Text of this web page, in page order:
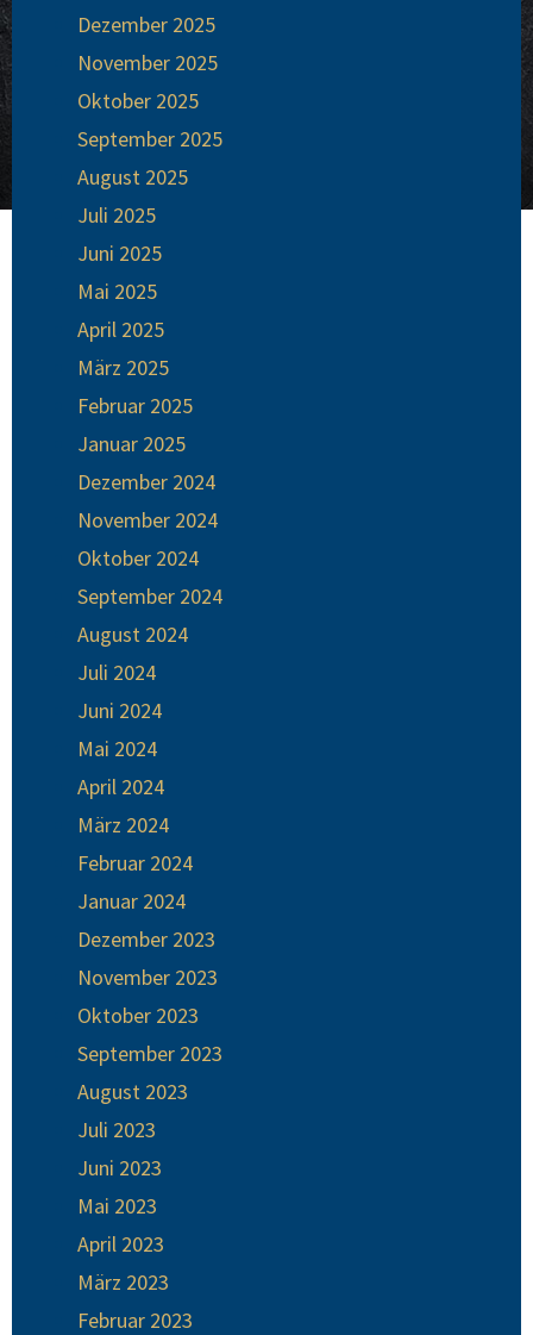
Dezember 2025
November 2025
Oktober 2025
September 2025
August 2025
Juli 2025
Juni 2025
Mai 2025
April 2025
März 2025
Februar 2025
Januar 2025
Dezember 2024
November 2024
Oktober 2024
September 2024
August 2024
Juli 2024
Juni 2024
Mai 2024
April 2024
März 2024
Februar 2024
Januar 2024
Dezember 2023
November 2023
Oktober 2023
September 2023
August 2023
Juli 2023
Juni 2023
Mai 2023
April 2023
März 2023
Februar 2023